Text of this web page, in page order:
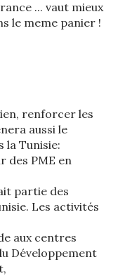
... vaut mieux
le meme panier !
renforcer les
aussi le
la Tunisie:
des PME en
partie des
Les activités
aux centres
Développement